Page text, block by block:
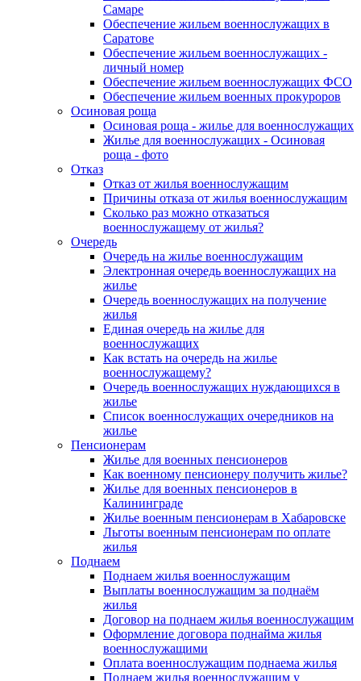
Самаре
Обеспечение жильем военнослужащих в
Саратове
Обеспечение жильем военнослужащих -
личный номер
Обеспечение жильем военнослужащих ФСО
Обеспечение жильем военных прокуроров
Осиновая роща
Осиновая роща - жилье для военнослужащих
Жилье для военнослужащих - Осиновая
роща - фото
Отказ
Отказ от жилья военнослужащим
Причины отказа от жилья военнослужащим
Сколько раз можно отказаться
военнослужащему от жилья?
Очередь
Очередь на жилье военнослужащим
Электронная очередь военнослужащих на
жилье
Очередь военнослужащих на получение
жилья
Единая очередь на жилье для
военнослужащих
Как встать на очередь на жилье
военнослужащему?
Очередь военнослужащих нуждающихся в
жилье
Список военнослужащих очередников на
жилье
Пенсионерам
Жилье для военных пенсионеров
Как военному пенсионеру получить жилье?
Жилье для военных пенсионеров в
Калининграде
Жилье военным пенсионерам в Хабаровске
Льготы военным пенсионерам по оплате
жилья
Поднаем
Поднаем жилья военнослужащим
Выплаты военнослужащим за поднаём
жилья
Договор на поднаем жилья военнослужащим
Оформление договора поднайма жилья
военнослужащими
Оплата военнослужащим поднаема жилья
Поднаем жилья военнослужащим у